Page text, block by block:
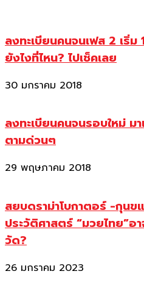
ลงทะเบียนคนจนเฟส 2 เริ่ม
ยังไงที่ไหน? ไปเช็คเลย
30 มกราคม 2018
ลงทะเบียนคนจนรอบใหม่ ม
ตามด่วนๆ
29 พฤษภาคม 2018
สยบดราม่าโบกาตอร์ -กุนข
ประวัติศาสตร์ “มวยไทย”อ
วัด?
26 มกราคม 2023